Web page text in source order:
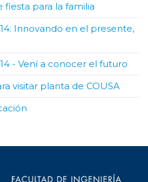
fiesta para la familia
Innovando en el presente,
- Vení a conocer el futuro
visitar planta de COUSA